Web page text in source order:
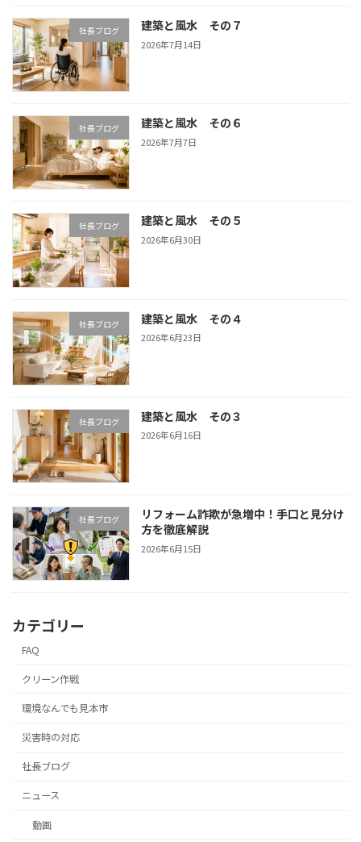
社長ブログ 建築と風水 その７
2026年7月14日
社長ブログ 建築と風水 その６
2026年7月7日
社長ブログ 建築と風水 その５
2026年6月30日
社長ブログ 建築と風水 その４
2026年6月23日
社長ブログ 建築と風水 その３
2026年6月16日
社長ブログ
リフォーム詐欺が急増中！手口と見分け
方を徹底解説
2026年6月15日
カテゴリー
FAQ
クリーン作戦
環境なんでも見本市
災害時の対応
社長ブログ
ニュース
動画